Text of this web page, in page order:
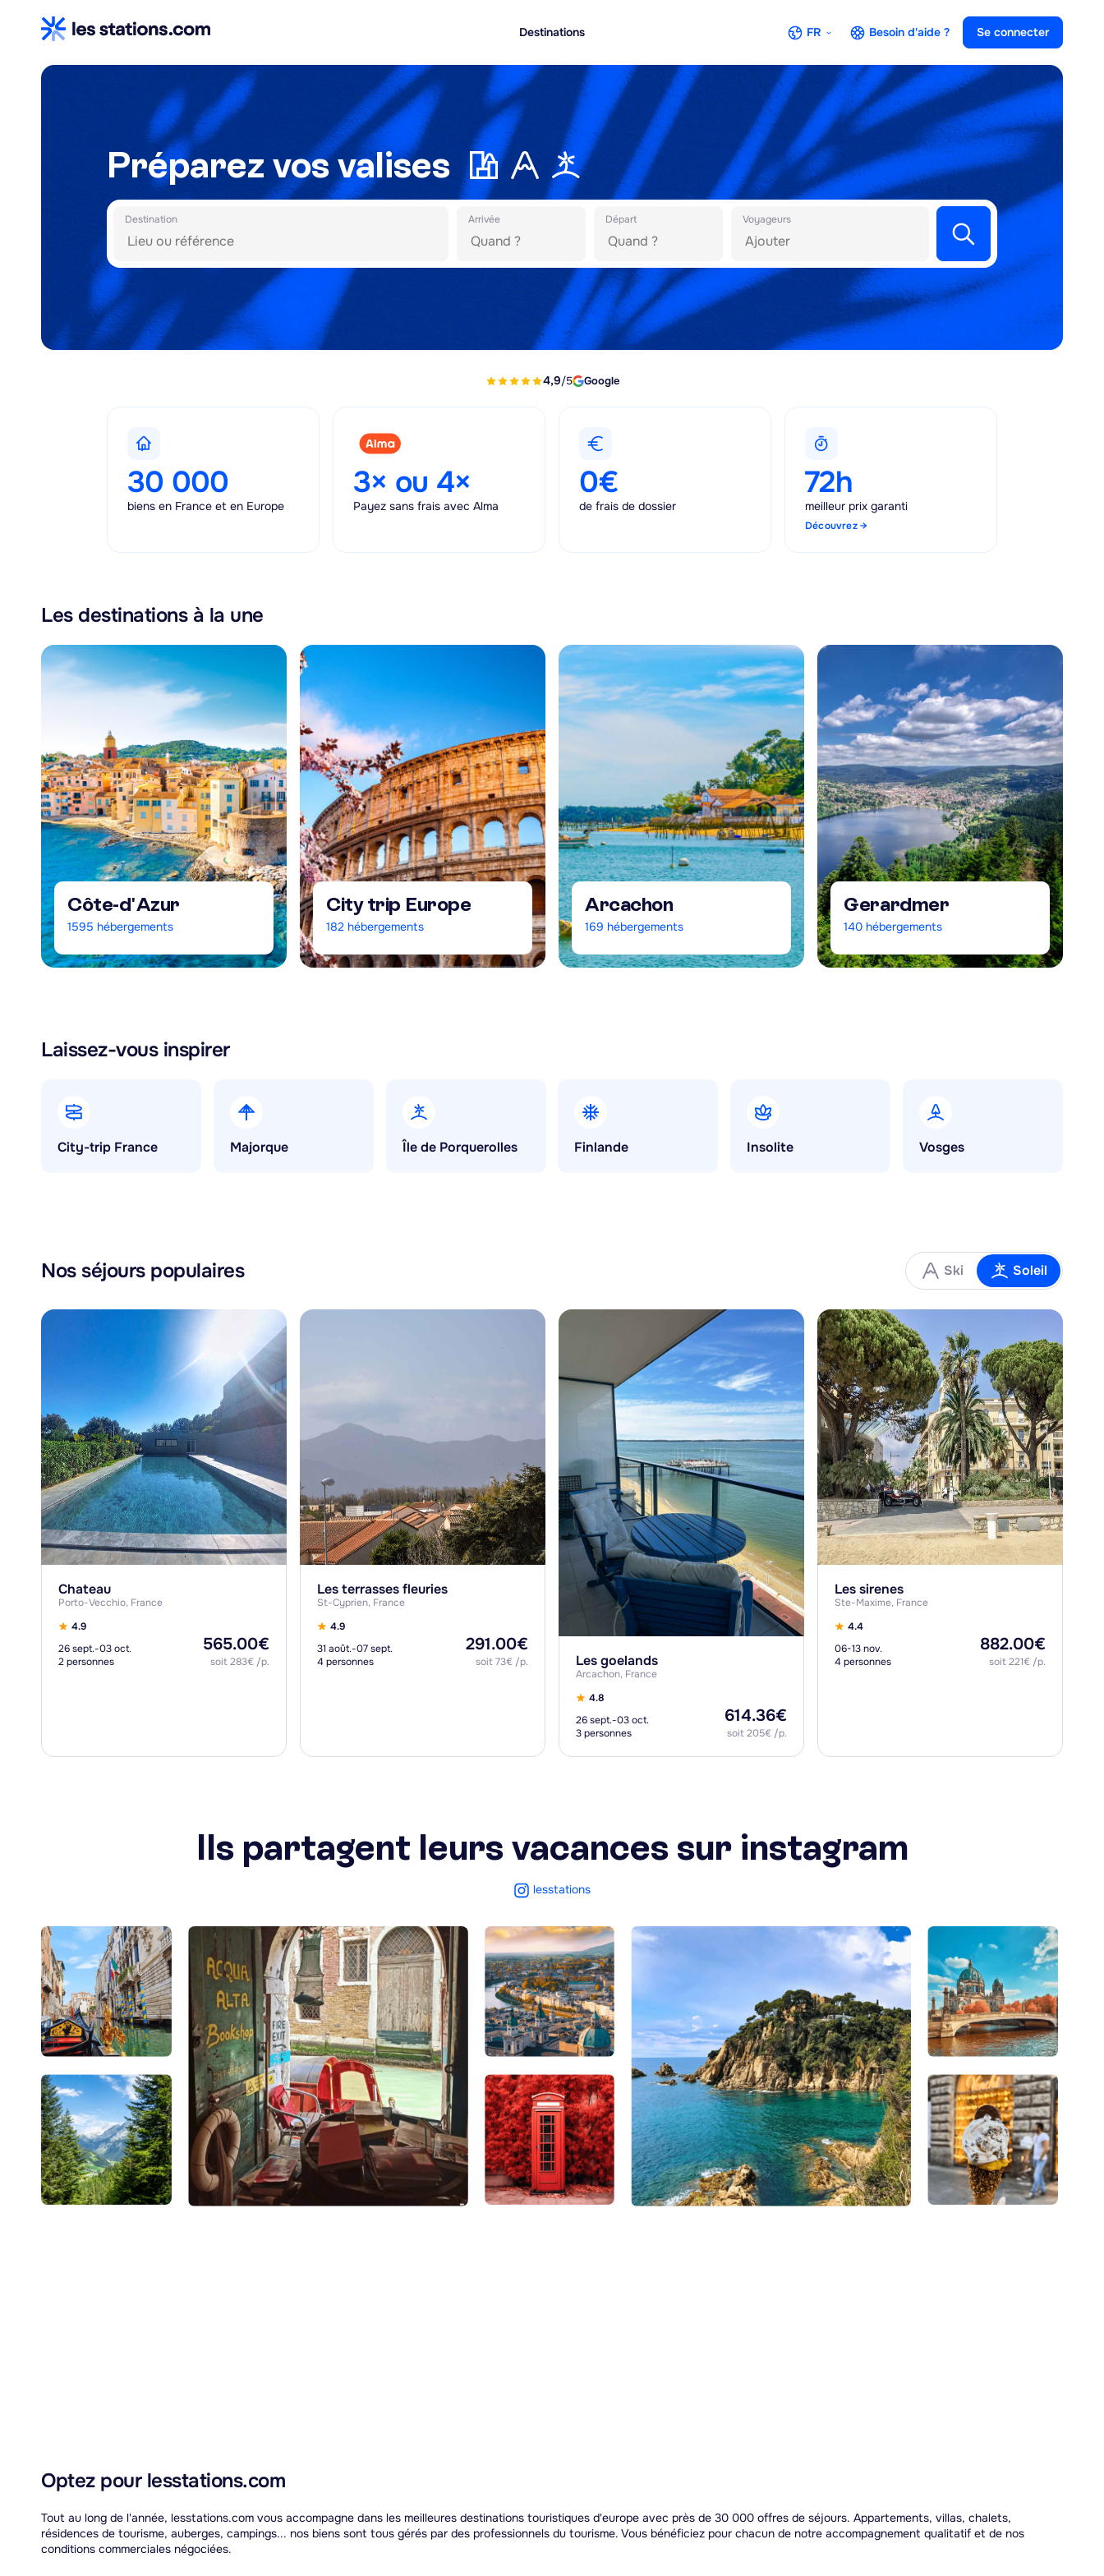
Destinations FR Besoin d'aide ? Se connecter
Préparez vos valises
Destination Arrivée Départ Voyageurs
4,9/5 Google
30 000
biens en France et en Europe
3× ou 4×
Payez sans frais avec Alma
0€
de frais de dossier
72h
meilleur prix garanti
Découvrez→
Les destinations à la une
Côte-d'Azur
1595 hébergements
City trip Europe
182 hébergements
Arcachon
169 hébergements
Gerardmer
140 hébergements
Laissez-vous inspirer
City-trip France Majorque Île de Porquerolles Finlande Insolite Vosges
Nos séjours populaires Ski Soleil
Chateau
Porto-Vecchio, France
4.9
26 sept.-03 oct.
2 personnes
565.00€
soit 283€ /p.
Les terrasses fleuries
St-Cyprien, France
4.9
31 août.-07 sept.
4 personnes
291.00€
soit 73€ /p. Les goelands
Arcachon, France
4.8
26 sept.-03 oct.
3 personnes
614.36€
soit 205€ /p.
Les sirenes
Ste-Maxime, France
4.4
06-13 nov.
4 personnes
882.00€
soit 221€ /p.
Ils partagent leurs vacances sur instagram
lesstations
Optez pour lesstations.com
Tout au long de l'année, lesstations.com vous accompagne dans les meilleures destinations touristiques d'europe avec près de 30 000 offres de séjours. Appartements, villas, chalets,
résidences de tourisme, auberges, campings... nos biens sont tous gérés par des professionnels du tourisme. Vous bénéficiez pour chacun de notre accompagnement qualitatif et de nos
conditions commerciales négociées.